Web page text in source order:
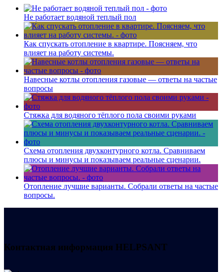
Не работает водяной теплый пол
Как спускать отопление в квартире. Поясняем, что
влияет на работу системы.
Навесные котлы отопления газовые — ответы на частые
вопросы
Стяжка для водяного тёплого пола своими руками
Схема отопления двухконтурного котла. Сравниваем
плюсы и минусы и показываем реальные сценарии.
Отопление лучшие варианты. Собрали ответы на частые
вопросы.
Контактная информация HELPSANT